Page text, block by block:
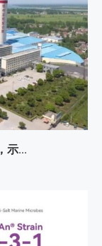
示...